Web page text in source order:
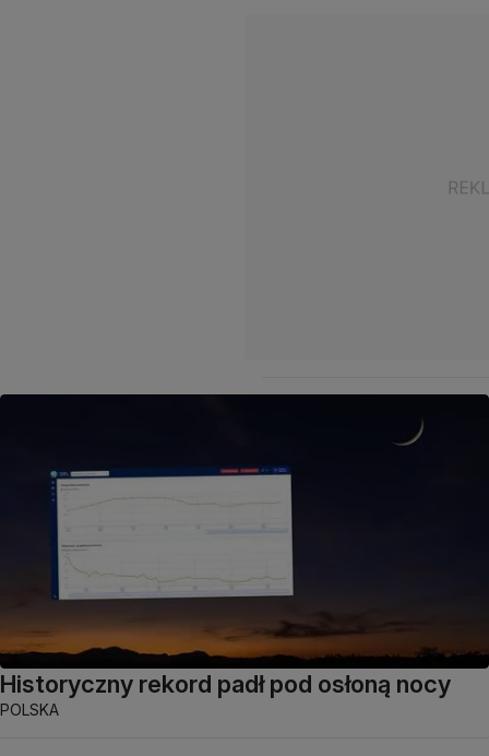
Historyczny rekord padł pod osłoną nocy
POLSKA